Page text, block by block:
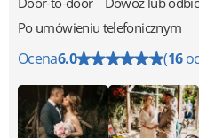
Po umówieniu telefonicznym
Ocena6.0 (16